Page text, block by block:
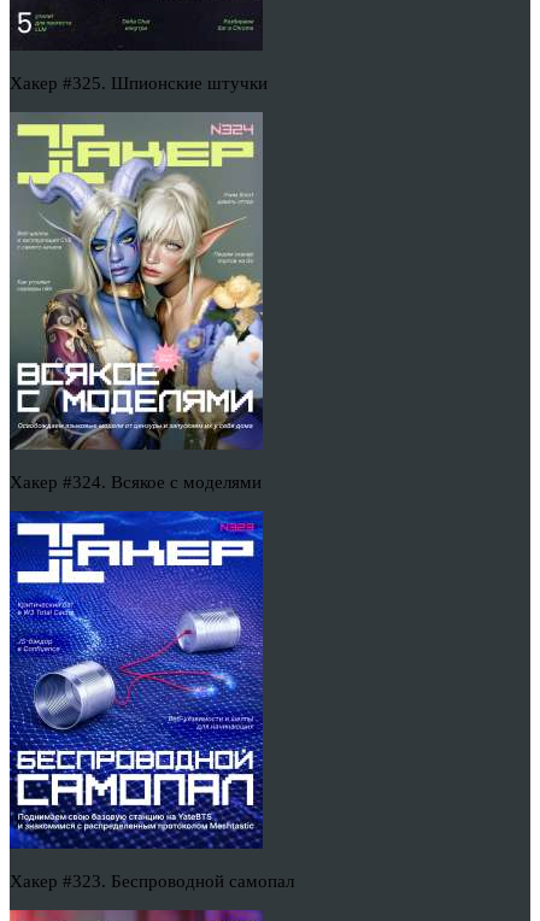
Хакер #325. Шпионские штучки
Хакер #324. Всякое с моделями
Хакер #323. Беспроводной самопал